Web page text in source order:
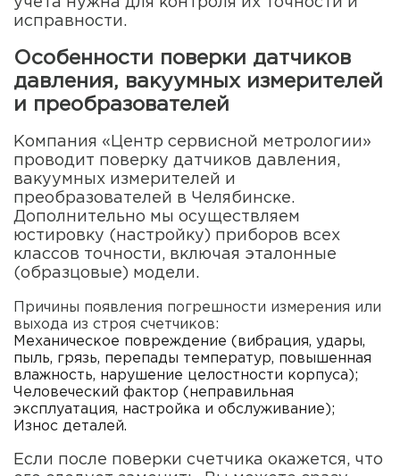
исправности.
Особенности поверки датчиков
давления, вакуумных измерителей
и преобразователей
Компания «Центр сервисной метрологии»
проводит поверку датчиков давления,
вакуумных измерителей и
преобразователей в Челябинске.
Дополнительно мы осуществляем
юстировку (настройку) приборов всех
классов точности, включая эталонные
(образцовые) модели.
Причины появления погрешности измерения или
выхода из строя счетчиков:
Механическое повреждение (вибрация, удары,
пыль, грязь, перепады температур, повышенная
влажность, нарушение целостности корпуса);
Человеческий фактор (неправильная
эксплуатация, настройка и обслуживание);
Износ деталей.
Если после поверки счетчика окажется, что